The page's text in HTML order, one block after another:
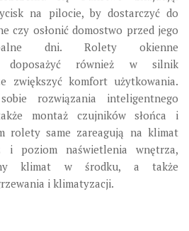
na pilocie, by dostarczyć do
czy osłonić domostwo przed jego
dni. Rolety okienne
doposażyć również w silnik
zwiększyć komfort użytkowania.
rozwiązania inteligentnego
montaż czujników słońca i
rolety same zareagują na klimat
i poziom naświetlenia wnętrza,
klimat w środku, a także
i klimatyzacji.